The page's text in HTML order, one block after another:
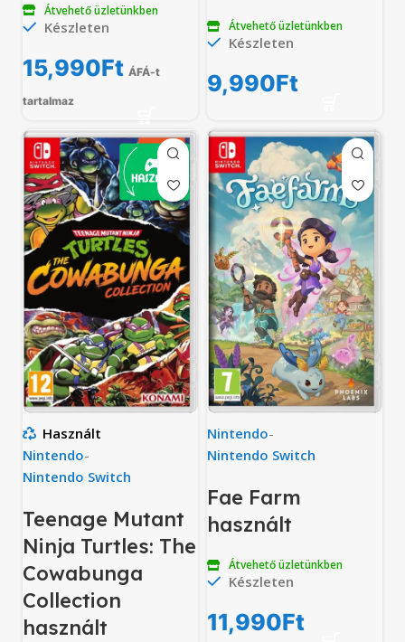
Átvehető üzletünkben
Készleten
15,990Ft ÁFÁ-t
tartalmaz
Átvehető üzletünkben
Készleten
9,990Ft
Használt
Nintendo-
Nintendo Switch
Teenage Mutant
Ninja Turtles: The
Cowabunga
Collection
használt
Nintendo-
Nintendo Switch
Fae Farm
használt
Átvehető üzletünkben
Készleten
11,990Ft